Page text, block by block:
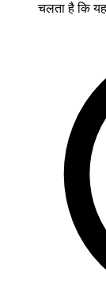
चलता है कि